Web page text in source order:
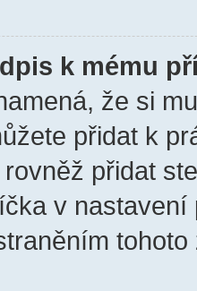
k mému
že si
přidat k
rovněž přidat
v